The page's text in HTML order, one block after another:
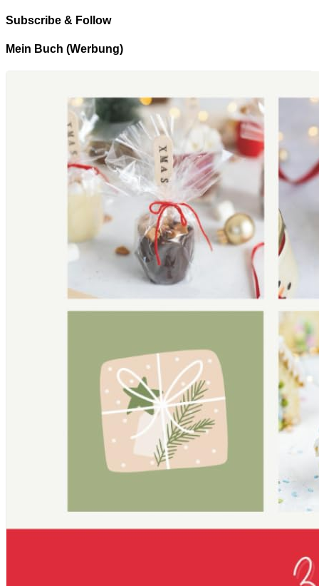
Subscribe & Follow
Mein Buch (Werbung)